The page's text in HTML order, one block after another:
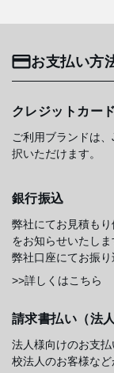
お支払い方
クレジットカード
ご利用ブランドは
択いただけます。
銀行振込
弊社にてお見積も
をお知らせいたしま
弊社口座にてお振り
>>詳しくはこちら
請求書払い（法
法人様向けのお支
校法人のお客様など